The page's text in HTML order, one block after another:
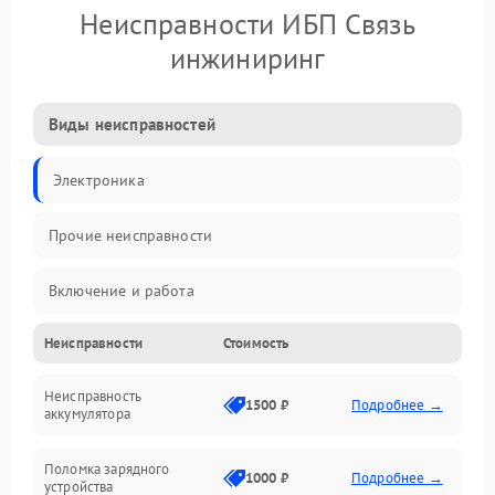
Неисправности ИБП Связь
инжиниринг
Виды неисправностей
Электроника
Прочие неисправности
Включение и работа
Работа с нагрузкой
Звук и индикация
Неисправности Стоимость
Неисправность
аккумулятора
1500 ₽ Подробнее →
Поломка зарядного
устройства
1000 ₽ Подробнее →